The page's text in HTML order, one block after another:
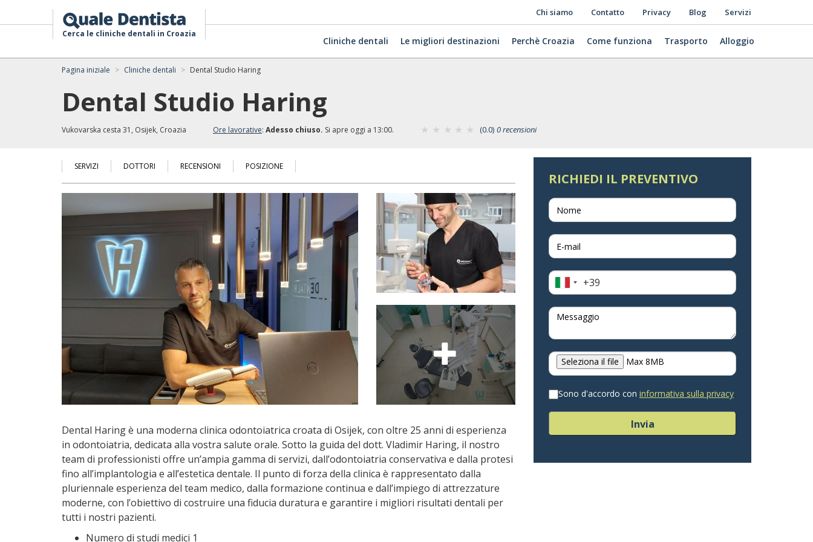
Cerca le cliniche dentali in Croazia
Chi siamo Contatto Privacy Blog Servizi
Cliniche dentali Le migliori destinazioni Perchè Croazia Come funziona Trasporto Alloggio
Pagina iniziale Cliniche dentali Dental Studio Haring
Dental Studio Haring
Vukovarska cesta 31, Osijek, Croazia Ore lavorative: Adesso chiuso. Si apre oggi a 13:00. (0.0) 0 recensioni
SERVIZI DOTTORI RECENSIONI POSIZIONE
Dental Haring è una moderna clinica odontoiatrica croata di Osijek, con oltre 25 anni di esperienza
in odontoiatria, dedicata alla vostra salute orale. Sotto la guida del dott. Vladimir Haring, il nostro
team di professionisti offre un’ampia gamma di servizi, dall’odontoiatria conservativa e dalla protesi
fino all’implantologia e all’estetica dentale. Il punto di forza della clinica è rappresentato dalla
pluriennale esperienza del team medico, dalla formazione continua e dall’impiego di attrezzature
moderne, con l’obiettivo di costruire una fiducia duratura e garantire i migliori risultati dentali per
tutti i nostri pazienti.
Numero di studi medici 1
RICHIEDI IL PREVENTIVO
Italia
+39
+39
Seleziona il file Max 8MB
Sono d'accordo con informativa sulla privacy
Invia